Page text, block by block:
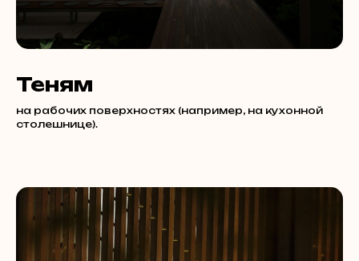
Теням
на рабочих поверхностях (например, на кухонной
столешнице).